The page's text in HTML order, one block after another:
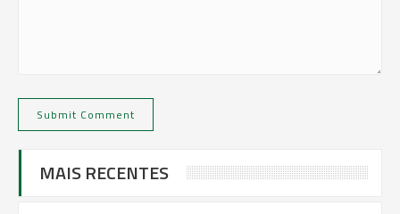
MAIS RECENTES